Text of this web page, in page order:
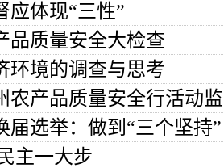
应体现“三性”
品质量安全大检查
环境的调查与思考
农产品质量安全行活动
届选举：做到“三个坚持
主一大步